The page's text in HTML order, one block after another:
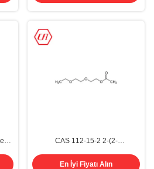
CAS 112-15-2 2-(2-
Asetat
En İyi Fiyatı Alın